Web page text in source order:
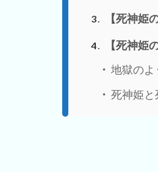
3 【死神姫
4
【死神姫
地獄の
死神姫と